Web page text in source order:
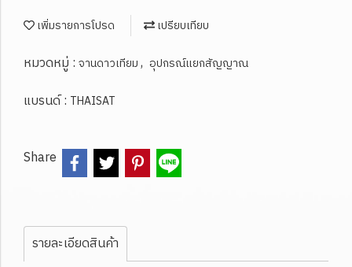
เพิ่มรายการโปรด เปรียบเทียบ
หมวดหมู่ : จานดาวเทียม, อุปกรณ์แยกสัญญาณ
แบรนด์ : THAISAT
Share
รายละเอียดสินค้า